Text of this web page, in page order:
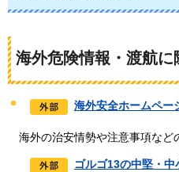
海外危険情報・渡航に
海外安全ホームペー
海外の治安情勢や注意事項など
ゴルゴ13の中堅・